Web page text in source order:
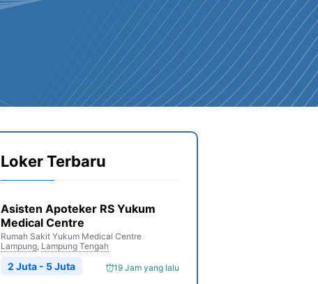
Loker Terbaru
Asisten Apoteker RS Yukum
Medical Centre
Rumah Sakit Yukum Medical Centre
Lampung, Lampung Tengah
19 Jam yang lalu
2 Juta - 5 Juta